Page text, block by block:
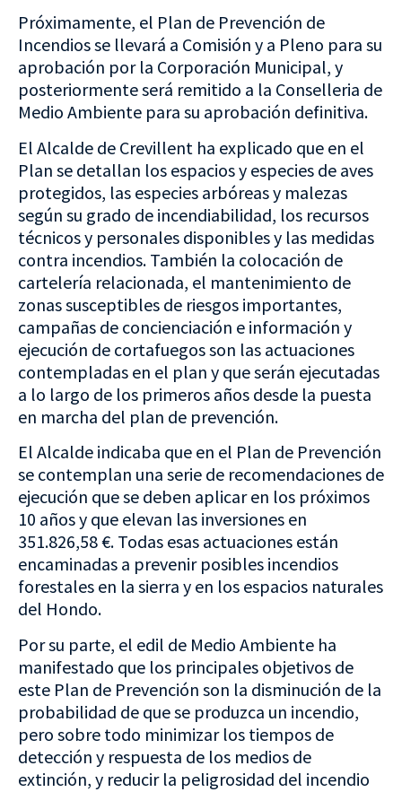
Próximamente, el Plan de Prevención de
Incendios se llevará a Comisión y a Pleno para su
aprobación por la Corporación Municipal, y
posteriormente será remitido a la Conselleria de
Medio Ambiente para su aprobación definitiva.
El Alcalde de Crevillent ha explicado que en el
Plan se detallan los espacios y especies de aves
protegidos, las especies arbóreas y malezas
según su grado de incendiabilidad, los recursos
técnicos y personales disponibles y las medidas
contra incendios. También la colocación de
cartelería relacionada, el mantenimiento de
zonas susceptibles de riesgos importantes,
campañas de concienciación e información y
ejecución de cortafuegos son las actuaciones
contempladas en el plan y que serán ejecutadas
a lo largo de los primeros años desde la puesta
en marcha del plan de prevención.
El Alcalde indicaba que en el Plan de Prevención
se contemplan una serie de recomendaciones de
ejecución que se deben aplicar en los próximos
10 años y que elevan las inversiones en
351.826,58 €. Todas esas actuaciones están
encaminadas a prevenir posibles incendios
forestales en la sierra y en los espacios naturales
del Hondo.
Por su parte, el edil de Medio Ambiente ha
manifestado que los principales objetivos de
este Plan de Prevención son la disminución de la
probabilidad de que se produzca un incendio,
pero sobre todo minimizar los tiempos de
detección y respuesta de los medios de
extinción, y reducir la peligrosidad del incendio